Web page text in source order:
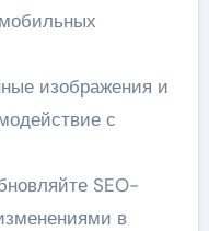
изображения и
с
SEO-
в